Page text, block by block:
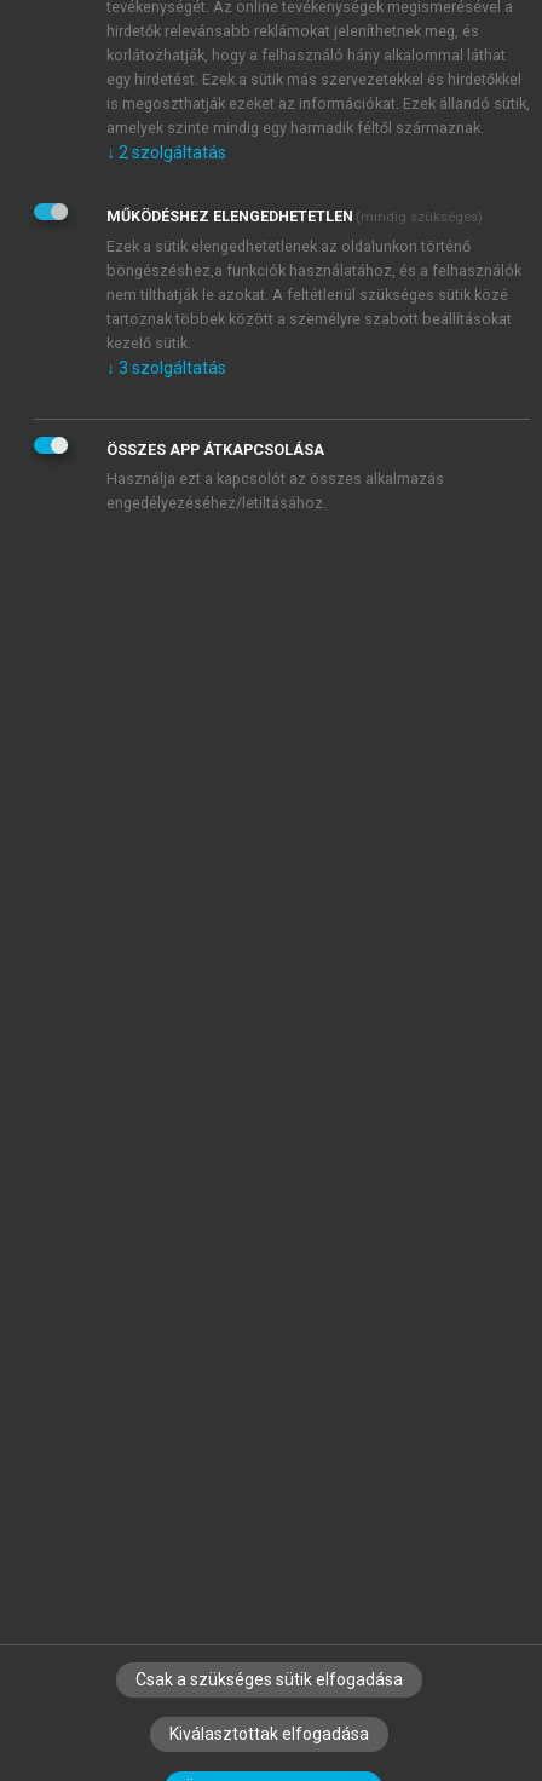
JELSZÓ ÚJRA
Kérek értesítést a MeRSZ újdonságairól, akcióiról.
Kérek értesítést az Akadémiai Kiadó Zrt. újdonságairól,
Adatkezelési tájékoztatóbanfoglaltakat tudomásul
veszem és elfogadom.
Általános vásárlási feltételeket, valamint a szotar.netés a
mersz.huoldalak licencszerződéseiben foglaltakat
tudomásul veszem és elfogadom.
KIPRÓBÁLOM
SZERZŐKNEK CÉGEKNEK KÖNYVTÁROSOKNAK
SZERKESZTÉSI ÉS LEKTORÁLÁSI ALAPELVEK
tevékenységét. Az online tevékenységek megismerésével a
hirdetők relevánsabb reklámokat jeleníthetnek meg, és
korlátozhatják, hogy a felhasználó hány alkalommal láthat
egy hirdetést. Ezek a sütik más szervezetekkel és hirdetőkkel
is megoszthatják ezeket az információkat. Ezek állandó sütik,
amelyek szinte mindig egy harmadik féltől származnak.
↓ 2 szolgáltatás
MŰKÖDÉSHEZ ELENGEDHETETLEN (mindig szükséges)
Ezek a sütik elengedhetetlenek az oldalunkon történő
böngészéshez,a funkciók használatához, és a felhasználók
nem tilthatják le azokat. A feltétlenül szükséges sütik közé
tartoznak többek között a személyre szabott beállításokat
kezelő sütik.
↓ 3 szolgáltatás
ÖSSZES APP ÁTKAPCSOLÁSA
Használja ezt a kapcsolót az összes alkalmazás
engedélyezéséhez/letiltásához.
Csak a szükséges sütik elfogadása
Kiválasztottak elfogadása